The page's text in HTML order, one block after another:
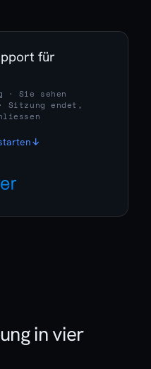
für
Sie sehen
endet,
↓
in vier